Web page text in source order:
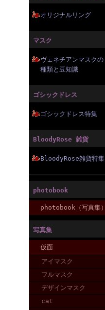
オリジナルリング
マスク
ヴェネチアンマスクの
種類と豆知識
ゴシックドレス
ゴシックドレス特集
BloodyRose 雑貨
BloodyRose雑貨特集
photobook
photobook（写真集）
写真集
仮面
アイマスク
フルマスク
デザインマスク
cat